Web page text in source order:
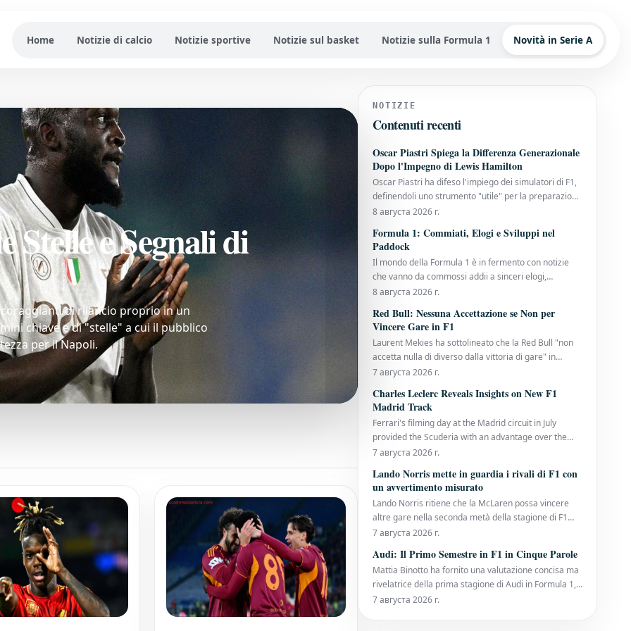
Home Notizie di calcio Notizie sportive Notizie sul basket Notizie sulla Formula 1 Novità in Serie A
e Segnali di
di rilancio proprio in un
chiave e di "stelle" a cui il pubblico
per il Napoli.
NOTIZIE
Contenuti recenti
Oscar Piastri Spiega la Differenza Generazionale
Dopo l'Impegno di Lewis Hamilton
Oscar Piastri ha difeso l'impiego dei simulatori di F1,
definendoli uno strumento "utile" per la preparazione
di un weekend di Gran Premio. Il suo commento
quest'anno, aveva insistito sul fatto che non avrebbe
più utilizzato il simulatore,
8 августа 2026 г.
Formula 1: Commiati, Elogi e Sviluppi nel
Paddock
Il mondo della Formula 1 è in fermento con notizie
che vanno da commossi addii a sinceri elogi,
passando per importanti movimenti all'interno dei
decennio di servizio, Gwen Lagrue, consulente per lo
sviluppo dei piloti presso la Mercedes, h
8 августа 2026 г.
Red Bull: Nessuna Accettazione se Non per
Vincere Gare in F1
Laurent Mekies ha sottolineato che la Red Bull "non
accetta nulla di diverso dalla vittoria di gare" in
Formula 1, dopo che il team di Milton Keynes ha
È la prima volta che la sei volte campionessa
costruttori arriva alla pausa estiva senza
7 августа 2026 г.
Charles Leclerc Reveals Insights on New F1
Madrid Track
Ferrari's filming day at the Madrid circuit in July
provided the Scuderia with an advantage over the
rest of the Formula 1 paddock. Charles Leclerc, a
initial thoughts on the track that will host the Spanish
Grand Prix in September. Alongside Lew
7 августа 2026 г.
Lando Norris mette in guardia i rivali di F1 con
un avvertimento misurato
Lando Norris ritiene che la McLaren possa vincere
altre gare nella seconda metà della stagione di F1
dopo aver ottenuto una vittoria dominante al Gran
stagione. Il campione in carica dei piloti ha affrontato
una difesa del titolo impegnativa finora
7 августа 2026 г.
Audi: Il Primo Semestre in F1 in Cinque Parole
Mattia Binotto ha fornito una valutazione concisa ma
rivelatrice della prima stagione di Audi in Formula 1,
sottolineando che il team sta costruendo solide
7 августа 2026 г.